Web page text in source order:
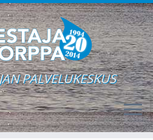
PALVELUKESKUS